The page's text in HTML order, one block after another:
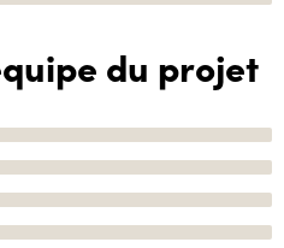
du projet